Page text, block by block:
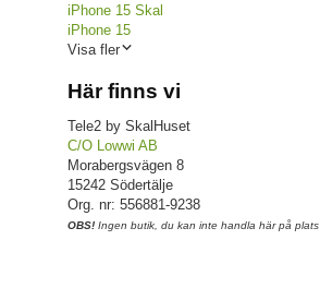
iPhone 15 Skal
iPhone 15
Visa fler
Här finns vi
Tele2 by SkalHuset
C/O Lowwi AB
Morabergsvägen 8
15242 Södertälje
Org. nr: 556881-9238
OBS! Ingen butik, du kan inte handla här på plats